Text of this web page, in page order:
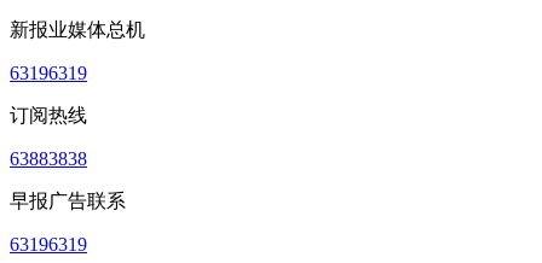
新报业媒体总机
63196319
订阅热线
63883838
早报广告联系
63196319